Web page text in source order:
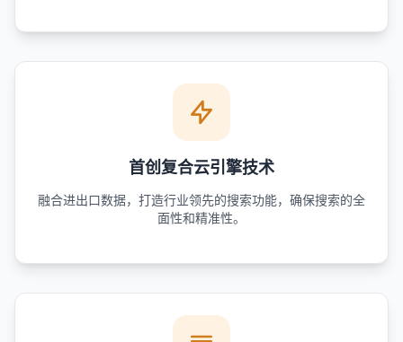
首创复合云引擎技术
融合进出口数据，打造行业领先的搜索功能，确保搜索的全
面性和精准性。